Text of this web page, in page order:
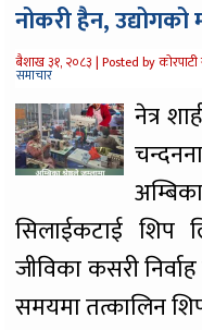
नोकरी हैन,
बैशाख ३१, २०८३ |Posted by कोरपाटी
समाचार
नेत्र
सिलाईकटाई
जीविका कसरी
समयमा तत्कालिन